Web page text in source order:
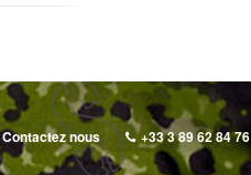
Contactez nous +33 3 89 62 84 76